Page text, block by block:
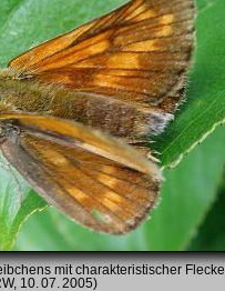
mit charakteristischer
10. 07. 2005)